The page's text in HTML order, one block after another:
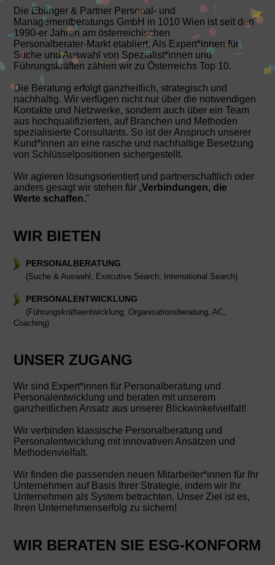
Die Eblinger & Partner Personal- und
Managementberatungs GmbH in 1010 Wien ist seit den
1990-er Jahren am österreichischen
Personalberater‑Markt etabliert. Als Expert*innen für
Suche und Auswahl von Spezialist*innen und
Führungskräften zählen wir zu Österreichs Top 10.
Die Beratung erfolgt ganzheitlich, strategisch und
nachhaltig. Wir verfügen nicht nur über die notwendigen
Kontakte und Netzwerke, sondern auch über ein Team
aus hochqualifizierten, auf Branchen und Methoden
spezialisierte Consultants. So ist der Anspruch unserer
Kund*innen an eine rasche und nachhaltige Besetzung
von Schlüsselpositionen sichergestellt.
Wir agieren lösungsorientiert und partnerschaftlich oder
anders gesagt wir stehen für „Verbindungen, die
Werte schaffen."
WIR BIETEN
PERSONALBERATUNG
(Suche & Auswahl, Executive Search, International Search)
PERSONALENTWICKLUNG
(Führungskräfteentwicklung, Organisationsberatung, AC,
Coaching)
UNSER ZUGANG
Wir sind Expert*innen für Personalberatung und
Personalentwicklung und beraten mit unserem
ganzheitlichen Ansatz aus unserer Blickwinkelvielfalt!
Wir verbinden klassische Personalberatung und
Personalentwicklung mit innovativen Ansätzen und
Methodenvielfalt.
Wir finden die passenden neuen Mitarbeiter*innen für Ihr
Unternehmen auf Basis Ihrer Strategie, indem wir Ihr
Unternehmen als System betrachten. Unser Ziel ist es,
Ihren Unternehmenserfolg zu sichern!
WIR BERATEN SIE ESG-KONFORM